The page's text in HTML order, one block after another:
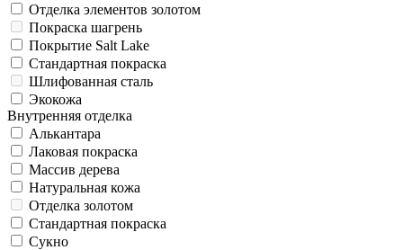
Отделка элементов золотом
Покраска шагрень
Покрытие Salt Lake
Стандартная покраска
Шлифованная сталь
Экокожа
Внутренняя отделка
Алькантара
Лаковая покраска
Массив дерева
Натуральная кожа
Отделка золотом
Стандартная покраска
Сукно